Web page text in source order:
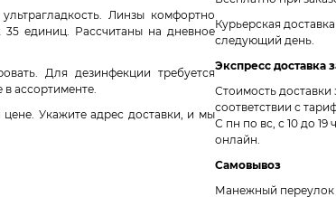
Линзы комфортно
единиц. Рассчитаны на дневное
Для дезинфекции требуется
ассортименте.
Укажите адрес доставки, и мы
Курьерская
следующий день.
Экспресс доставка
Стоимость доставки
соответствии с
С пн по вс, с 10 до
онлайн.
Самовывоз
Манежный переулок